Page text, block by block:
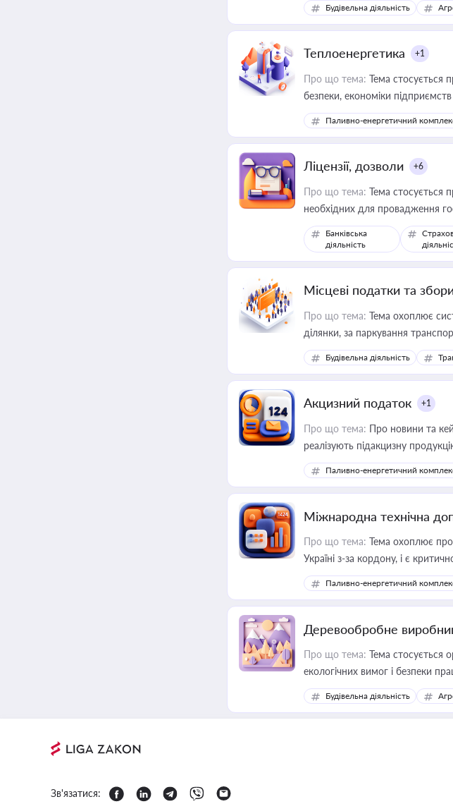
Будівельна діяльність
Теплоенергетика +1
Про що тема: Тема стосується
безпеки, економіки
Паливно-енергетичний
Ліцензії, дозволи +6
Про що тема: Тема стосується
необхідних для провадження
Банківська
діяльність
Місцеві податки та
Про що тема: Тема охоплює
ділянки, за паркування
Будівельна діяльність
Акцизний податок +1
Про що тема: Про новини та
реалізують підакцизну
Паливно-енергетичний
Міжнародна технічна
Про що тема: Тема охоплює
Україні з-за кордону, і є
інфраструктурних проєктів
Паливно-енергетичний
Деревообробне
Про що тема: Тема стосується
екологічних вимог і безпеки
Будівельна діяльність
Зв'язатися: